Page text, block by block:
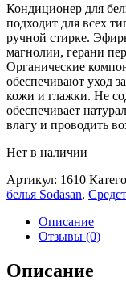
Кондиционер для
подходит для всех
ручной стирке.
магнолии, герани
Органические
обеспечивают уход
кожи и глажки. Не
обеспечивает
влагу и проводить
Нет в наличии
Артикул: 1610
белья Sodasan,
Описание
Отзывы (0)
Описание